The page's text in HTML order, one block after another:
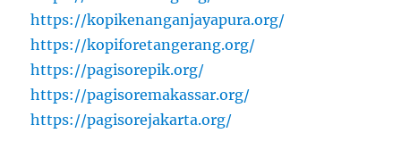
https://kopikenanganjayapura.org/
https://kopiforetangerang.org/
https://pagisorepik.org/
https://pagisoremakassar.org/
https://pagisorejakarta.org/